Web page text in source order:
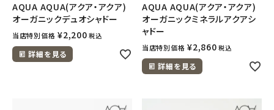
AQUA AQUA(アクア・アクア)
オーガニックデュオシャドー
当店特別価格 ¥2,200 税込
詳細を見る
AQUA AQUA(アクア・アクア)
オーガニックミネラルアクアシ
ャドー
当店特別価格 ¥2,860 税込
詳細を見る